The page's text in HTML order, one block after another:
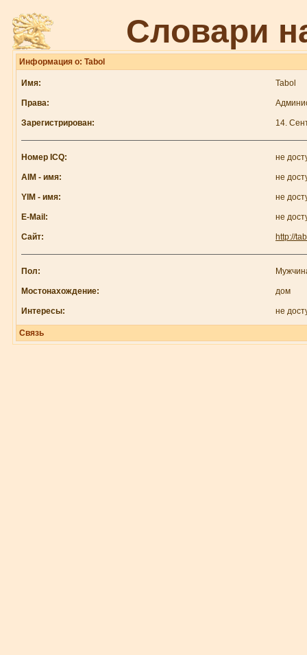
Словари
Информация о: Tabol
Имя: Tabol
Права:
Зарегистрирован: 14.
Номер ICQ: не
AIM - имя: не
YIM - имя: не
E-Mail: не
Сайт: http://
Пол:
Мостонахождение: дом
Интересы: не
Связь